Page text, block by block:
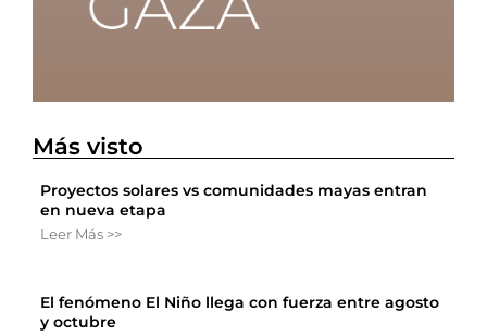
Más visto
Proyectos solares vs comunidades mayas entran
en nueva etapa
Leer Más >>
El fenómeno El Niño llega con fuerza entre agosto
y octubre